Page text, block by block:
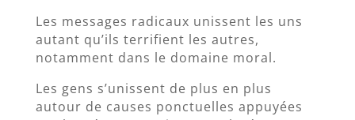
Les messages radicaux unissent les uns
autant qu’ils terrifient les autres,
notamment dans le domaine moral.
Les gens s’unissent de plus en plus
autour de causes ponctuelles appuyées